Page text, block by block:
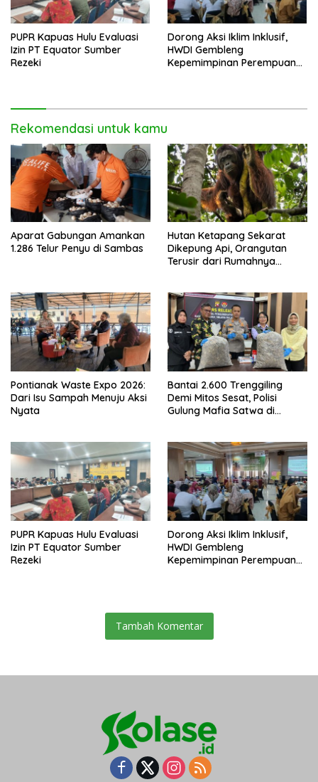
PUPR Kapuas Hulu Evaluasi
Izin PT Equator Sumber
Rezeki
Dorong Aksi Iklim Inklusif,
HWDI Gembleng
Kepemimpinan Perempuan
Rekomendasi untuk kamu
Aparat Gabungan Amankan
1.286 Telur Penyu di Sambas
Hutan Ketapang Sekarat
Dikepung Api, Orangutan
Terusir dari Rumahnya
Pontianak Waste Expo 2026:
Dari Isu Sampah Menuju Aksi
Nyata
Bantai 2.600 Trenggiling
Demi Mitos Sesat, Polisi
Gulung Mafia Satwa di
PUPR Kapuas Hulu Evaluasi
Izin PT Equator Sumber
Rezeki
Dorong Aksi Iklim Inklusif,
HWDI Gembleng
Kepemimpinan Perempuan
Tambah Komentar